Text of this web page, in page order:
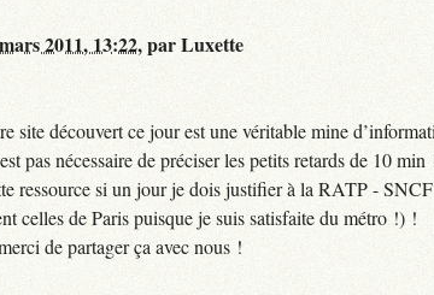
2011, 13:22,parLuxette
site découvert ce jour est une véritable mine
pas nécessaire de préciser les petits retards de 10
ressource si un jour je dois justifier à la RATP -
celles de Paris puisque je suis satisfaite du métro !) !
de partager ça avec nous !